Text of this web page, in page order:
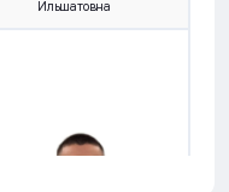
Ильшатовна